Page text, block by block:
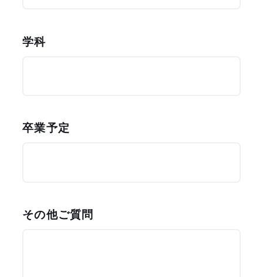
学科
卒業予定
その他ご質問